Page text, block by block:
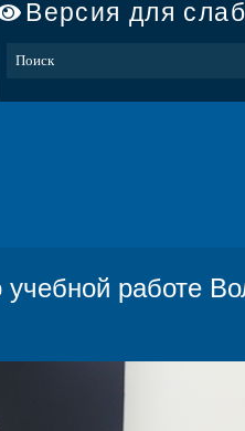
Версия для
работе